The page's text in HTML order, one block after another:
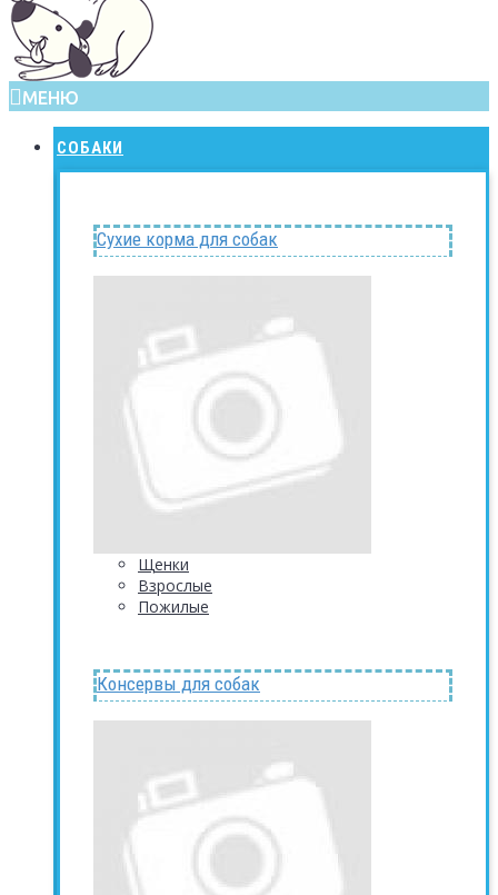
МЕНЮ
СОБАКИ
Сухие корма для собак
Щенки
Взрослые
Пожилые
Консервы для собак